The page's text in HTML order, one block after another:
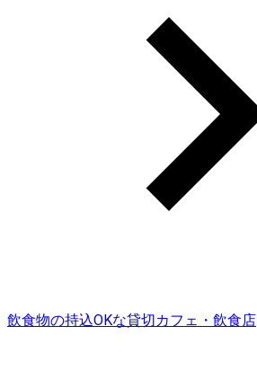
飲食物の持込OKな貸切カフェ・飲食店